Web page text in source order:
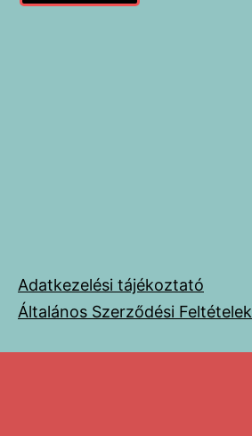
Adatkezelési tájékoztató
Általános Szerződési Feltételek